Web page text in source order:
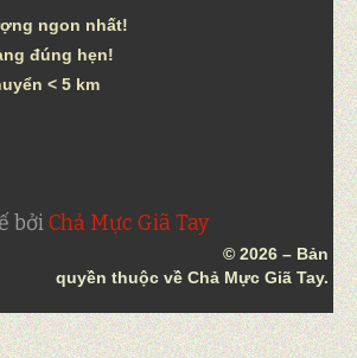
ngon nhất!
đúng hẹn!
< 5 km
bởiChả Mực Giã Tay
© 2026 – Bản
quyền thuộc về Chả Mực Giã Tay.